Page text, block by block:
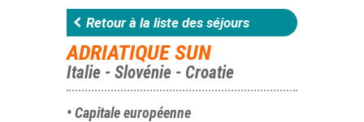
Retour à la liste des séjours
ADRIATIQUE SUN
Italie - Slovénie - Croatie
• Capitale européenne